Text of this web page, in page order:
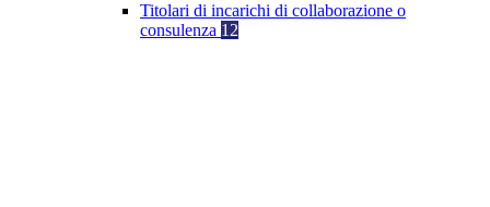
Titolari di incarichi di collaborazione o
consulenza 12